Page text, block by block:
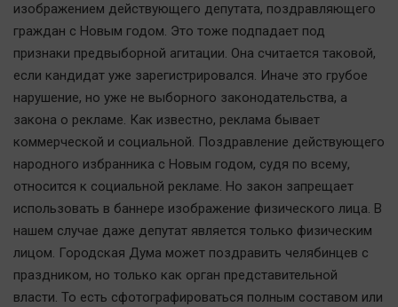
изображением действующего депутата, поздравляющего
граждан с Новым годом. Это тоже подпадает под
признаки предвыборной агитации. Она считается таковой,
если кандидат уже зарегистрировался. Иначе это грубое
нарушение, но уже не выборного законодательства, а
закона о рекламе. Как известно, реклама бывает
коммерческой и социальной. Поздравление действующего
народного избранника с Новым годом, судя по всему,
относится к социальной рекламе. Но закон запрещает
использовать в баннере изображение физического лица. В
нашем случае даже депутат является только физическим
лицом. Городская Дума может поздравить челябинцев с
праздником, но только как орган представительной
власти. То есть сфотографироваться полным составом или